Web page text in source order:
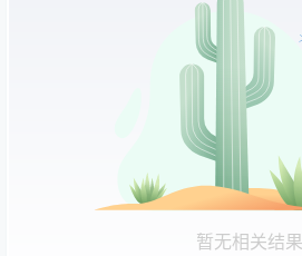
暂无相关结果